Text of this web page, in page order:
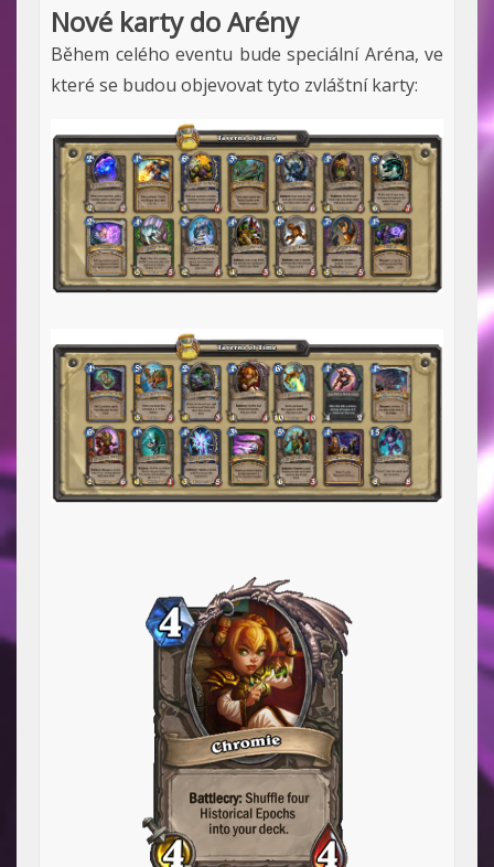
Nové karty do Arény
Během celého eventu bude speciální Aréna, ve
které se budou objevovat tyto zvláštní karty: